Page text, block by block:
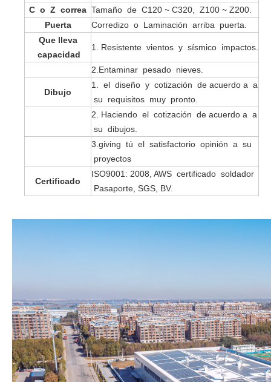
C o Z correa Tamaño de C120 ~ C320, Z100 ~ Z200.
Puerta
Corredizo o Laminación arriba puerta.
Que lleva
capacidad
1. Resistente vientos y sísmico impactos.
2.Entaminar pesado nieves.
Dibujo
1. el diseño y cotización de acuerdo a a
su requisitos muy pronto.
2. Haciendo el cotización de acuerdo a a
su dibujos.
3.giving tú el satisfactorio opinión a su
proyectos
Certificado
ISO9001: 2008, AWS certificado soldador
Pasaporte, SGS, BV.